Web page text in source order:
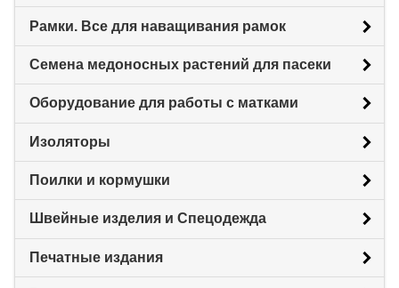
Рамки. Все для наващивания рамок
Семена медоносных растений для пасеки
Оборудование для работы с матками
Изоляторы
Поилки и кормушки
Швейные изделия и Спецодежда
Печатные издания